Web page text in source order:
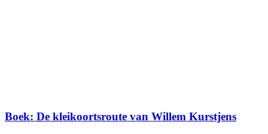
Boek: De kleikoortsroute van Willem Kurstjens